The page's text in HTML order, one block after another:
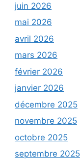
juin 2026
mai 2026
avril 2026
mars 2026
février 2026
janvier 2026
décembre 2025
novembre 2025
octobre 2025
septembre 2025